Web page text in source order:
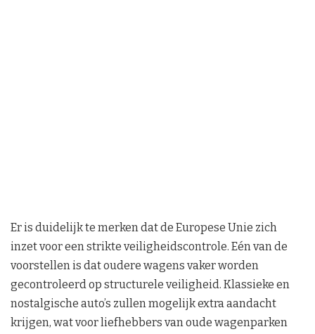
Er is duidelijk te merken dat de Europese Unie zich
inzet voor een strikte veiligheidscontrole. Eén van de
voorstellen is dat oudere wagens vaker worden
gecontroleerd op structurele veiligheid. Klassieke en
nostalgische auto’s zullen mogelijk extra aandacht
krijgen, wat voor liefhebbers van oude wagenparken